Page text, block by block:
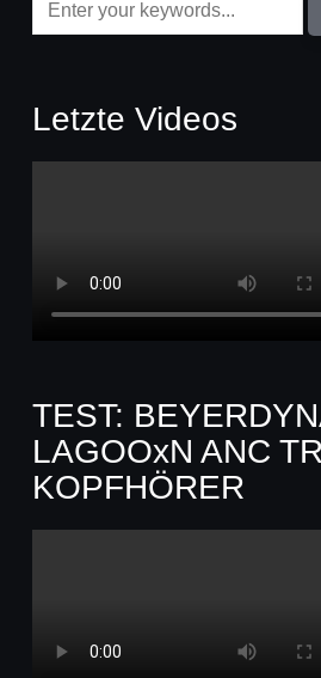
Letzte Videos
TEST:
LAGOOxN ANC
KOPFHÖRER